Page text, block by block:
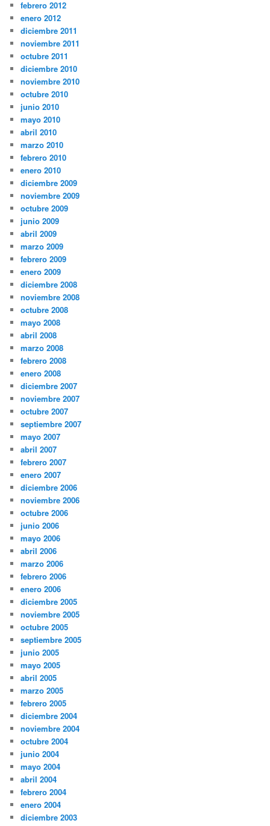
febrero 2012
enero 2012
diciembre 2011
noviembre 2011
octubre 2011
diciembre 2010
noviembre 2010
octubre 2010
junio 2010
mayo 2010
abril 2010
marzo 2010
febrero 2010
enero 2010
diciembre 2009
noviembre 2009
octubre 2009
junio 2009
abril 2009
marzo 2009
febrero 2009
enero 2009
diciembre 2008
noviembre 2008
octubre 2008
mayo 2008
abril 2008
marzo 2008
febrero 2008
enero 2008
diciembre 2007
noviembre 2007
octubre 2007
septiembre 2007
mayo 2007
abril 2007
febrero 2007
enero 2007
diciembre 2006
noviembre 2006
octubre 2006
junio 2006
mayo 2006
abril 2006
marzo 2006
febrero 2006
enero 2006
diciembre 2005
noviembre 2005
octubre 2005
septiembre 2005
junio 2005
mayo 2005
abril 2005
marzo 2005
febrero 2005
diciembre 2004
noviembre 2004
octubre 2004
junio 2004
mayo 2004
abril 2004
febrero 2004
enero 2004
diciembre 2003